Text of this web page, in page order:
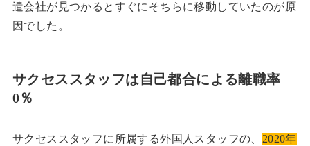
遣会社が見つかるとすぐにそちらに移動していたのが原
因でした。
サクセススタッフは自己都合による離職率
0％
サクセススタッフに所属する外国人スタッフの、 2020年